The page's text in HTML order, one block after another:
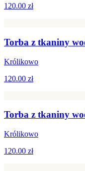
120.00 zł
Torba z tkaniny
Królikowo
120.00 zł
Torba z tkaniny
Królikowo
120.00 zł